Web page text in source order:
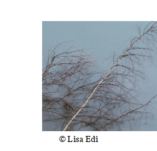
© Lisa Edi